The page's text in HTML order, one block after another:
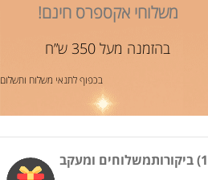
משלוחי אקספרס חינם!
בהזמנה מעל 350 ש”ח
בכפוף לתנאי משלוח ותשלום
משלוחים ומעקב